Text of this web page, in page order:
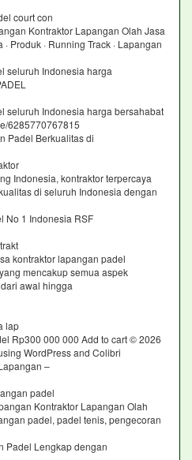
court con
Kontraktor Lapangan Olah Jasa
Produk · Running Track · Lapangan
seluruh Indonesia harga
seluruh Indonesia harga bersahabat
6285770767815
Padel Berkualitas di
Indonesia, kontraktor terpercaya
di seluruh Indonesia dengan
No 1 Indonesia RSF
kontraktor lapangan padel
mencakup semua aspek
awal hingga
lap
Rp300 000 000 Add to cart © 2026
WordPress and Colibri
–
padel
Kontraktor Lapangan Olah
padel, padel tenis, pengecoran
Padel Lengkap dengan